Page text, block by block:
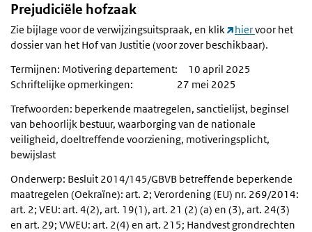
Prejudiciële hofzaak
Zie bijlage voor de verwijzingsuitspraak, en klik hiervoor het
dossier van het Hof van Justitie (voor zover beschikbaar).
Termijnen: Motivering departement: 10 april 2025
Schriftelijke opmerkingen: 27 mei 2025
Trefwoorden: beperkende maatregelen, sanctielijst, beginsel
van behoorlijk bestuur, waarborging van de nationale
veiligheid, doeltreffende voorziening, motiveringsplicht,
bewijslast
Onderwerp: Besluit 2014/145/GBVB betreffende beperkende
maatregelen (Oekraïne): art. 2; Verordening (EU) nr. 269/2014:
art. 2; VEU: art. 4(2), art. 19(1), art. 21 (2) (a) en (3), art. 24(3)
en art. 29; VWEU: art. 2(4) en art. 215; Handvest grondrechten